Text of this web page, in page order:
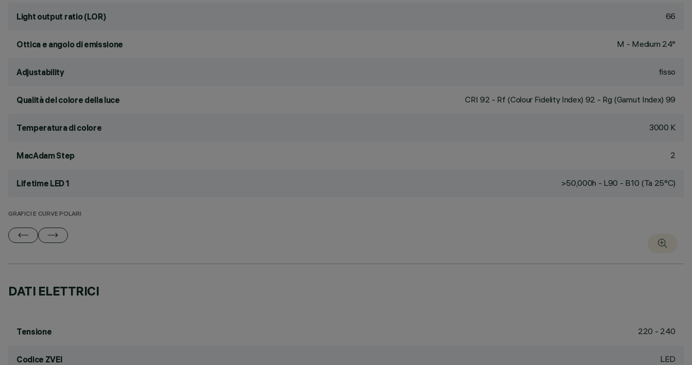
Light output ratio (LOR) 66
Ottica e angolo di emissione M - Medium 24°
Adjustability fisso
Qualità del colore della luce CRI 92 - Rf (Colour Fidelity Index) 92 - Rg (Gamut Index) 99
Temperatura di colore 3000 K
MacAdam Step 2
Lifetime LED 1 >50,000h - L90 - B10 (Ta 25°C)
GRAFICI E CURVE POLARI
DATI ELETTRICI
Tensione 220 - 240
Codice ZVEI LED